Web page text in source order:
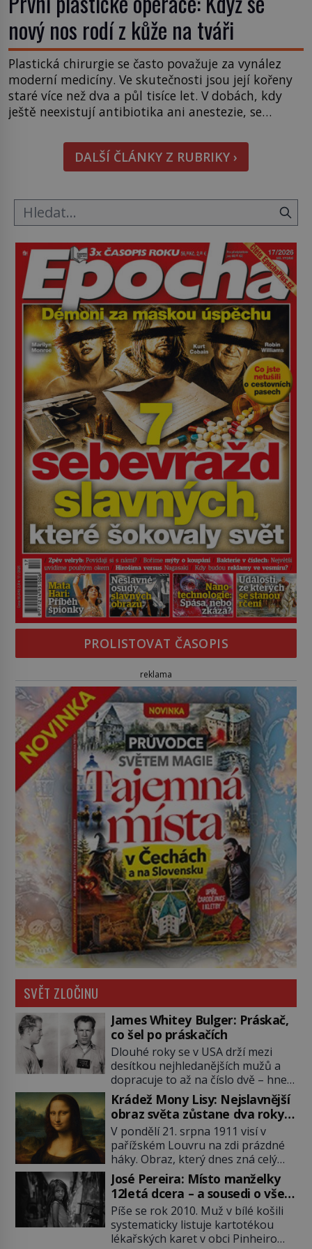
nový nos rodí z kůže na tváři
Plastická chirurgie se často považuje za vynález
moderní medicíny. Ve skutečnosti jsou její kořeny
staré více než dva a půl tisíce let. V dobách, kdy
ještě neexistují antibiotika ani anestezie, se
znetvořené válkou, tresty nebo nehodami. Jejich
metody jsou překvapivě promyšlené a některé
principy používají chirurgové dodnes. Úplně první
DALŠÍ ČLÁNKY Z RUBRIKY ›
PROLISTOVAT ČASOPIS
reklama
SVĚT ZLOČINU
James Whitey Bulger: Práskač,
co šel po práskačích
Dlouhé roky se v USA drží mezi
desítkou nejhledanějších mužů a
dopracuje to až na číslo dvě – hned
po Usámovi bin Ládinovi (1957–
2011). To je James „Whitey“ Bulger
(1929–2018) viněný ze spoluúčasti
na 19 vraždách, vydírání a lichvy. A
samozřejmě, krom toho je ještě
drogový dealer, který neváhá
odstranit z cesty všechny práskače,
zatímco […]
Krádež Mony Lisy: Nejslavnější
obraz světa zůstane dva roky
nezvěstný
V pondělí 21. srpna 1911 visí v
pařížském Louvru na zdi prázdné
háky. Obraz, který dnes zná celý
svět, je pryč. Zpočátku si nikdo
nemyslí, že jde o krádež.
Zaměstnanci jsou přesvědčeni, že
Mona Lisa je jen v restaurátorské
dílně nebo u fotografa. Když se
ukáže pravda, propukne jeden z
José Pereira: Místo manželky
12letá dcera – a sousedi o všem
vědí!
Píše se rok 2010. Muž v bílé košili
systematicky listuje kartotékou
lékařských karet v obci Pinheiro